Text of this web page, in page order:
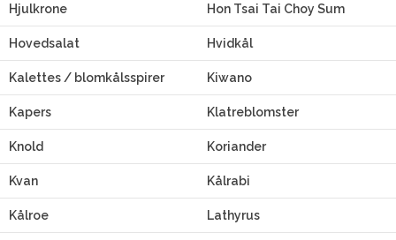
Hjulkrone Hon Tsai Tai Choy Sum
Hovedsalat Hvidkål
Kalettes / blomkålsspirer Kiwano
Kapers Klatreblomster
Knold Koriander
Kvan Kålrabi
Kålroe Lathyrus